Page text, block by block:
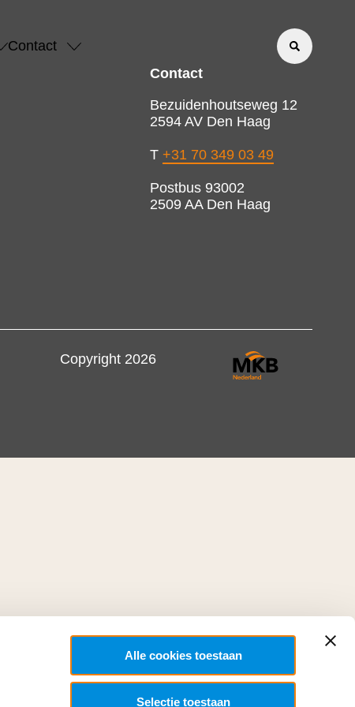
Alle cookies toestaan
Selectie toestaan
Contact
Contact
Bezuidenhoutseweg 12
2594 AV Den Haag
T +31 70 349 03 49
Postbus 93002
2509 AA Den Haag
Copyright 2026